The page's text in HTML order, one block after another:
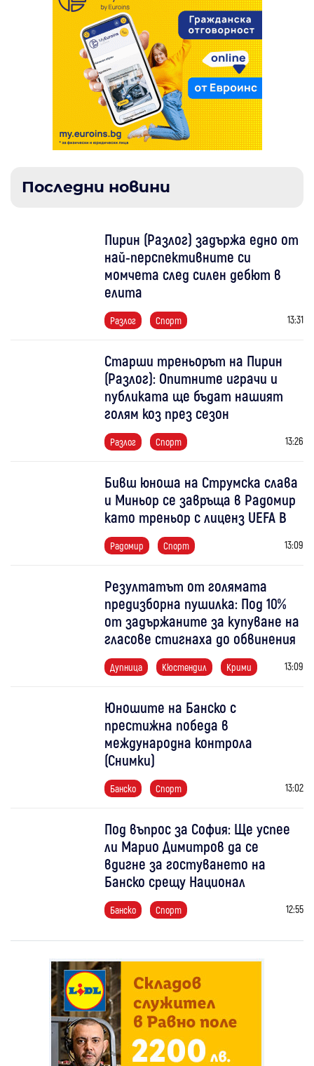
Последни новини
Пирин (Разлог) задържа едно от
най-перспективните си
момчета след силен дебют в
елита
Разлог Спорт 13:31
Старши треньорът на Пирин
(Разлог): Опитните играчи и
публиката ще бъдат нашият
голям коз през сезон
Разлог Спорт 13:26
Бивш юноша на Струмска слава
и Миньор се завръща в Радомир
като треньор с лиценз UEFA B
Радомир Спорт 13:09
Резултатът от голямата
предизборна пушилка: Под 10%
от задържаните за купуване на
гласове стигнаха до обвинения
Дупница Кюстендил Крими 13:09
Юношите на Банско с
престижна победа в
международна контрола
(Снимки)
Банско Спорт 13:02
Под въпрос за София: Ще успее
ли Марио Димитров да се
вдигне за гостуването на
Банско срещу Национал
Банско Спорт 12:55